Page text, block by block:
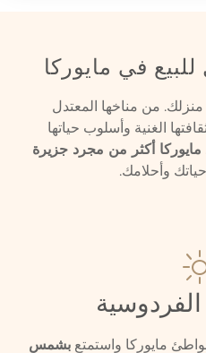
في مايوركا
منزلك. من مناخها المعتدل
الغنية وأسلوب حياتها
مايوركا أكثر من مجرد جزيرة
حياتك وأحلامك.
مايوركا واستمتع بشمس